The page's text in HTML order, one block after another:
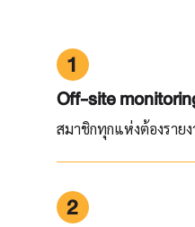
1
Off-site
สมาชิกทุกแห่งต้องราย
2